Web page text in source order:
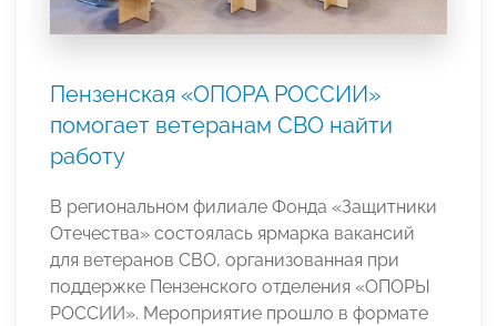
Пензенская «ОПОРА РОССИИ»
помогает ветеранам СВО найти
работу
В региональном филиале Фонда «Защитники
Отечества» состоялась ярмарка вакансий
для ветеранов СВО, организованная при
поддержке Пензенского отделения «ОПОРЫ
РОССИИ». Мероприятие прошло в формате